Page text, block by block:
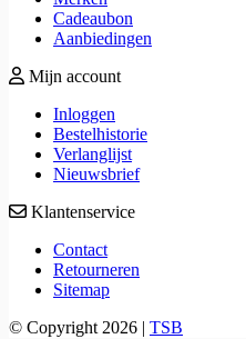
Cadeaubon
Aanbiedingen
Mijn account
Inloggen
Bestelhistorie
Verlanglijst
Nieuwsbrief
Klantenservice
Contact
Retourneren
Sitemap
© Copyright 2026 | TSB